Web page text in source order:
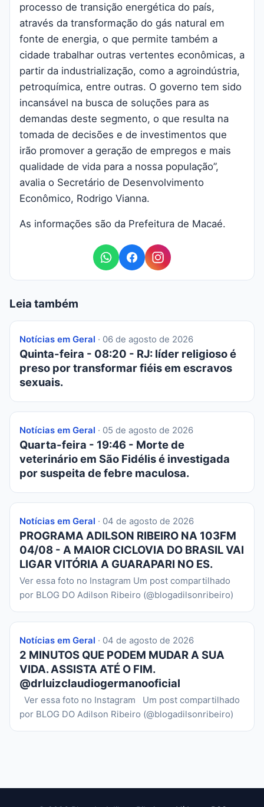
processo de transição energética do país,
através da transformação do gás natural em
fonte de energia, o que permite também a
cidade trabalhar outras vertentes econômicas, a
partir da industrialização, como a agroindústria,
petroquímica, entre outras. O governo tem sido
incansável na busca de soluções para as
demandas deste segmento, o que resulta na
tomada de decisões e de investimentos que
irão promover a geração de empregos e mais
qualidade de vida para a nossa população”,
avalia o Secretário de Desenvolvimento
Econômico, Rodrigo Vianna.
As informações são da Prefeitura de Macaé.
Leia também
Notícias em Geral · 06 de agosto de 2026
Quinta-feira - 08:20 - RJ: líder religioso é
preso por transformar fiéis em escravos
sexuais.
Notícias em Geral · 05 de agosto de 2026
Quarta-feira - 19:46 - Morte de
veterinário em São Fidélis é investigada
por suspeita de febre maculosa.
Notícias em Geral · 04 de agosto de 2026
PROGRAMA ADILSON RIBEIRO NA 103FM
04/08 - A MAIOR CICLOVIA DO BRASIL VAI
LIGAR VITÓRIA A GUARAPARI NO ES.
Ver essa foto no Instagram Um post compartilhado
por BLOG DO Adilson Ribeiro (@blogadilsonribeiro)
Notícias em Geral · 04 de agosto de 2026
2 MINUTOS QUE PODEM MUDAR A SUA
VIDA. ASSISTA ATÉ O FIM.
@drluizclaudiogermanooficial
Ver essa foto no Instagram Um post compartilhado
por BLOG DO Adilson Ribeiro (@blogadilsonribeiro)